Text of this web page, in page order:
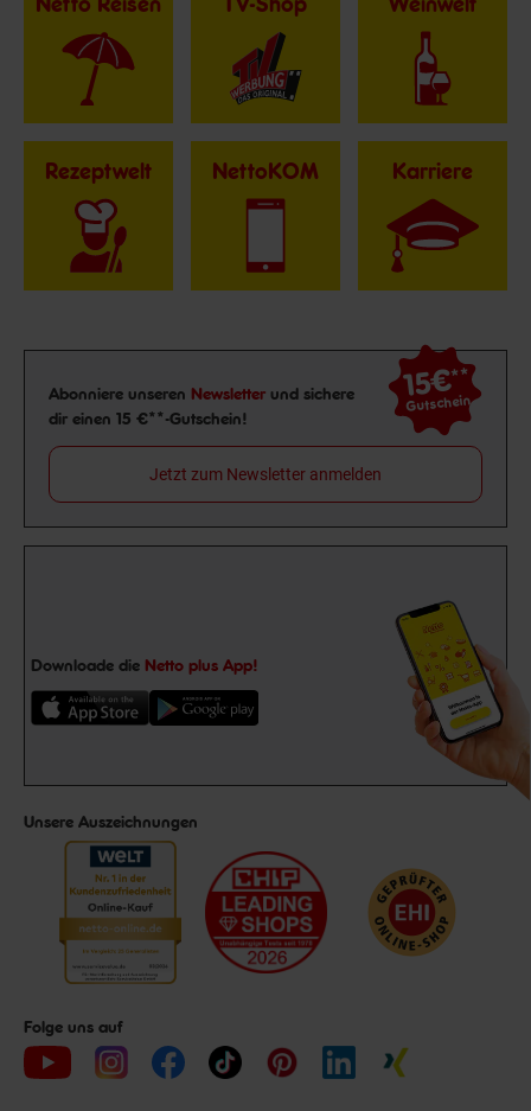
Rezeptwelt NettoKOM Karriere
Newsletter Anmeldung
Abonniere unseren Newsletter und sichere
dir einen 15 €**-Gutschein!
15€**
Gutschein
Jetzt zum Newsletter anmelden
Downloade die Netto plus App!
Unsere Auszeichnungen
Folge uns auf